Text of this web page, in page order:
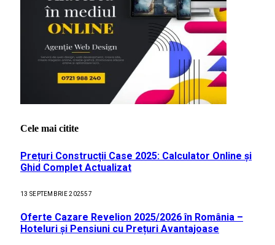
Cele mai citite
Prețuri Construcții Case 2025: Calculator Online și
Ghid Complet Actualizat
13 SEPTEMBRIE 202557
Oferte Cazare Revelion 2025/2026 în România –
Hoteluri și Pensiuni cu Prețuri Avantajoase